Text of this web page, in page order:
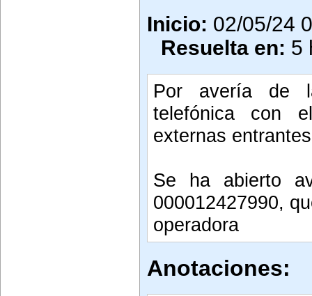
Inicio: 02/05/24
Resuelta en: 5
Por avería de
telefónica con
externas
Se ha abierto
000012427990,
operadora
Anotaciones: